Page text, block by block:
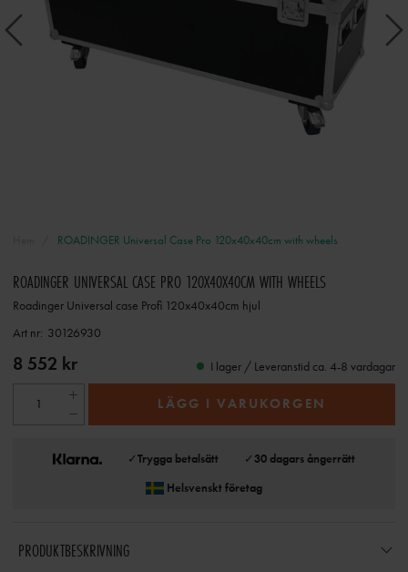
ROADINGER Universal Case Pro 120x40x40cm with wheels
ROADINGER UNIVERSAL CASE PRO 120X40X40CM WITH WHEELS
Roadinger Universal case Profi 120x40x40cm hjul
Art nr: 30126930
8 552 kr I lager / Leveranstid ca. 4-8 vardagar
LÄGG I VARUKORGEN
✓Trygga betalsätt ✓30 dagars ångerrätt
Helsvenskt företag
PRODUKTBESKRIVNING